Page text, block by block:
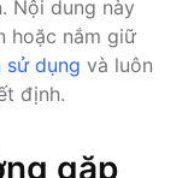
Nội dung này
hoặc nắm giữ
sử dụng và luôn
định.
gặp